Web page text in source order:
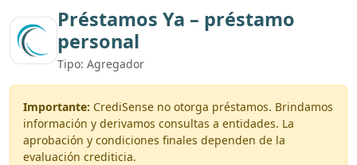
Préstamos Ya – préstamo
personal
Tipo: Agregador
Importante: CrediSense no otorga préstamos. Brindamos
información y derivamos consultas a entidades. La
aprobación y condiciones finales dependen de la
evaluación crediticia.